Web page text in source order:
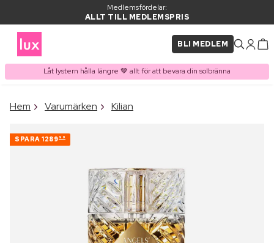
Medlemsfördelar:
ALLT TILL MEDLEMSPRIS
BLI MEDLEM
Låt lystern hålla längre 🤎 allt för att bevara din solbränna
PRODUKT I VARUKORGEN
Hem Varumärken Kilian
SPARA 1289 99